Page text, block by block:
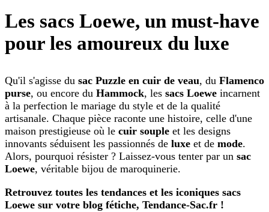
Les sacs Loewe, un must-have
pour les amoureux du luxe
Qu'il s'agisse du sac Puzzle en cuir de veau, du Flamenco
purse, ou encore du Hammock, les sacs Loewe incarnent
à la perfection le mariage du style et de la qualité
artisanale. Chaque pièce raconte une histoire, celle d'une
maison prestigieuse où le cuir souple et les designs
innovants séduisent les passionnés de luxe et de mode.
Alors, pourquoi résister ? Laissez-vous tenter par un sac
Loewe, véritable bijou de maroquinerie.
Retrouvez toutes les tendances et les iconiques sacs
Loewe sur votre blog fétiche, Tendance-Sac.fr !